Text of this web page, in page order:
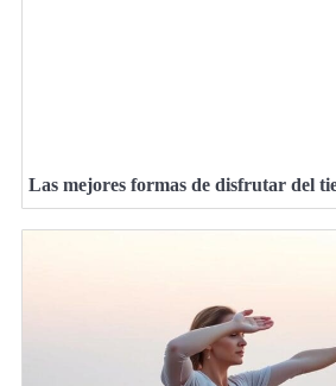
Las mejores formas de disfrutar del